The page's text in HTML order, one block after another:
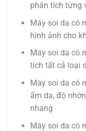
phân tích từng
Máy soi da có
hình ảnh cho
Máy soi da có
tích tất cả loại
Máy soi da có
ẩm da, độ
nhang
Máy soi da có